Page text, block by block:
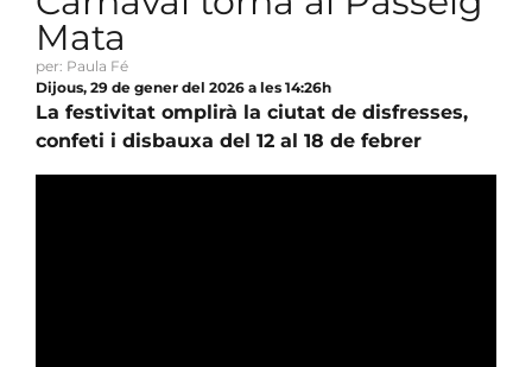
Mata
per: Paula Fé
Dijous, 29 de gener del 2026 a les 14:26h
La festivitat omplirà la ciutat de disfresses,
confeti i disbauxa del 12 al 18 de febrer